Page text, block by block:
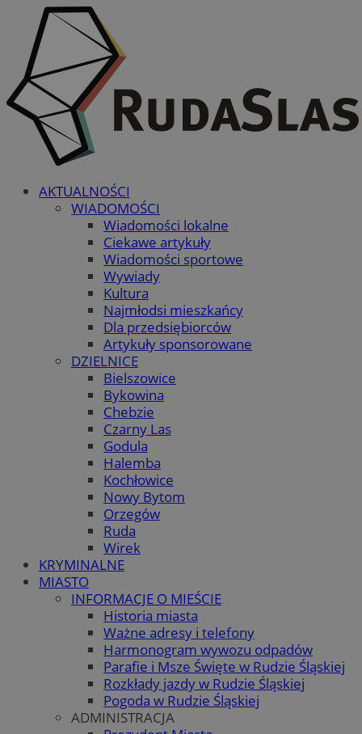
AKTUALNOŚCI
WIADOMOŚCI
Wiadomości lokalne
Ciekawe artykuły
Wiadomości sportowe
Wywiady
Kultura
Najmłodsi mieszkańcy
Dla przedsiębiorców
Artykuły sponsorowane
DZIELNICE
Bielszowice
Bykowina
Chebzie
Czarny Las
Godula
Halemba
Kochłowice
Nowy Bytom
Orzegów
Ruda
Wirek
KRYMINALNE
MIASTO
INFORMACJE O MIEŚCIE
Historia miasta
Ważne adresy i telefony
Harmonogram wywozu odpadów
Parafie i Msze Święte w Rudzie Śląskiej
Rozkłady jazdy w Rudzie Śląskiej
Pogoda w Rudzie Śląskiej
ADMINISTRACJA